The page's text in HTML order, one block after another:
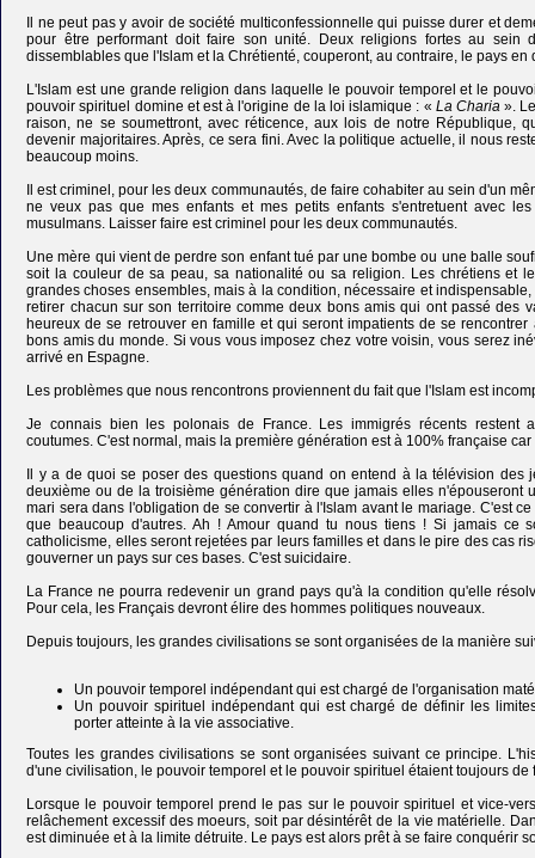
Il ne peut pas y avoir de société multiconfessionnelle qui puisse durer et
pour être performant doit faire son unité. Deux religions fortes au sein
dissemblables que l'Islam et la Chrétienté, couperont, au contraire, le pays en
L'Islam est une grande religion dans laquelle le pouvoir temporel et le
pouvoir spirituel domine et est à l'origine de la loi islamique : « La Charia».
raison, ne se soumettront, avec réticence, aux lois de notre République,
devenir majoritaires. Après, ce sera fini. Avec la politique actuelle, il nous
beaucoup moins.
Il est criminel, pour les deux communautés, de faire cohabiter au sein d'un
ne veux pas que mes enfants et mes petits enfants s'entretuent avec
musulmans. Laisser faire est criminel pour les deux communautés.
Une mère qui vient de perdre son enfant tué par une bombe ou une balle
soit la couleur de sa peau, sa nationalité ou sa religion. Les chrétiens et
grandes choses ensembles, mais à la condition, nécessaire et
retirer chacun sur son territoire comme deux bons amis qui ont passé des
heureux de se retrouver en famille et qui seront impatients de se
bons amis du monde. Si vous vous imposez chez votre voisin, vous serez
arrivé en Espagne.
Les problèmes que nous rencontrons proviennent du fait que l'Islam est
Je connais bien les polonais de France. Les immigrés récents restent
coutumes. C'est normal, mais la première génération est à 100% française
Il y a de quoi se poser des questions quand on entend à la télévision des
deuxième ou de la troisième génération dire que jamais elles n'épouseront
mari sera dans l'obligation de se convertir à l'Islam avant le mariage. C'est
que beaucoup d'autres. Ah ! Amour quand tu nous tiens ! Si jamais ce
catholicisme, elles seront rejetées par leurs familles et dans le pire des cas
gouverner un pays sur ces bases. C'est suicidaire.
La France ne pourra redevenir un grand pays qu'à la condition qu'elle
Pour cela, les Français devront élire des hommes politiques nouveaux.
Depuis toujours, les grandes civilisations se sont organisées de la manière
Un pouvoir temporel indépendant qui est chargé de l'organisation
Un pouvoir spirituel indépendant qui est chargé de définir les
porter atteinte à la vie associative.
Toutes les grandes civilisations se sont organisées suivant ce principe.
d'une civilisation, le pouvoir temporel et le pouvoir spirituel étaient toujours de
Lorsque le pouvoir temporel prend le pas sur le pouvoir spirituel et vice-
relâchement excessif des moeurs, soit par désintérêt de la vie matérielle.
est diminuée et à la limite détruite. Le pays est alors prêt à se faire conquérir